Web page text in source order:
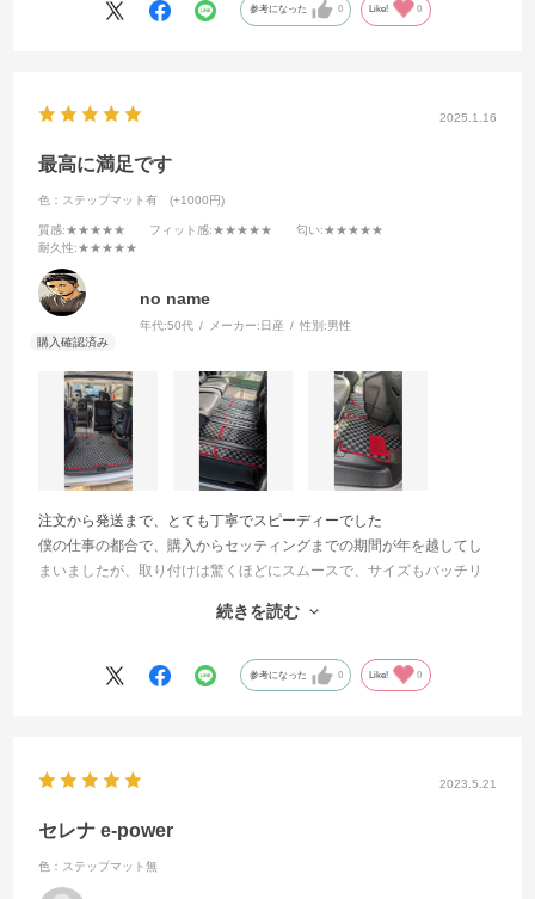
参考になった 0 Like! 0
2025.1.16
最高に満足です
色：ステップマット有 (+1000円)
質感:★★★★★ フィット感:★★★★★ 匂い:★★★★★
耐久性:★★★★★
no name
年代:50代 メーカー: 日産 性別:男性
注文から発送まで、とても丁寧でスピーディーでした
僕の仕事の都合で、購入からセッティングまでの期間が年を越してし
まいましたが、取り付けは驚くほどにスムースで、サイズもバッチリ
ステップマットのデザイン指定にも快く対応して頂き、とても気持ち
今度、友人にも勧めたいと思います
続きを読む
参考になった 0 Like! 0
2023.5.21
セレナ e-power
色：ステップマット無